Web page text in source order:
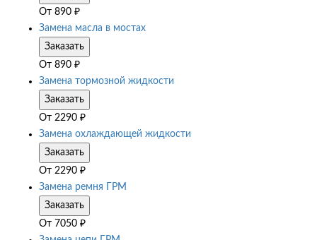
От 890 ₽
Замена масла в мостах
Заказать
От 890 ₽
Замена тормозной жидкости
Заказать
От 2290 ₽
Замена охлаждающей жидкости
Заказать
От 2290 ₽
Замена ремня ГРМ
Заказать
От 7050 ₽